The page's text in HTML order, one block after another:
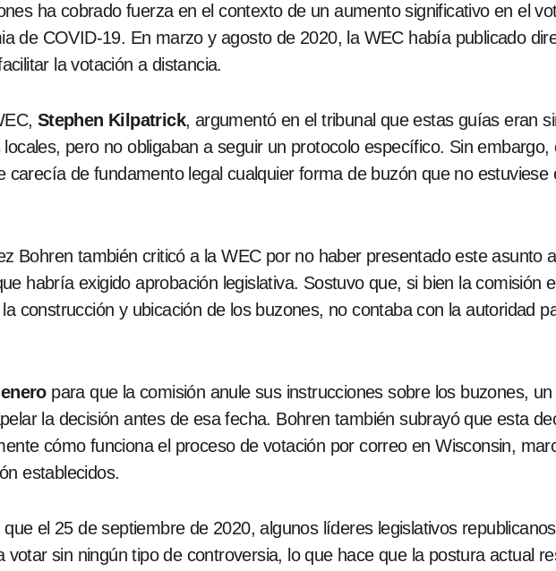
ha cobrado fuerza en el contexto de un aumento significativo en el
de COVID-19. En marzo y agosto de 2020, la WEC había publicado
la votación a distancia.
Stephen Kilpatrick, argumentó en el tribunal que estas guías eran
pero no obligaban a seguir un protocolo específico. Sin embargo,
carecía de fundamento legal cualquier forma de buzón que no estuviese
Bohren también criticó a la WEC por no haber presentado este asunto
habría exigido aprobación legislativa. Sostuvo que, si bien la comisión
construcción y ubicación de los buzones, no contaba con la autoridad
para que la comisión anule sus instrucciones sobre los buzones,
la decisión antes de esa fecha. Bohren también subrayó que esta
cómo funciona el proceso de votación por correo en Wisconsin,
establecidos.
el 25 de septiembre de 2020, algunos líderes legislativos
votar sin ningún tipo de controversia, lo que hace que la postura actual